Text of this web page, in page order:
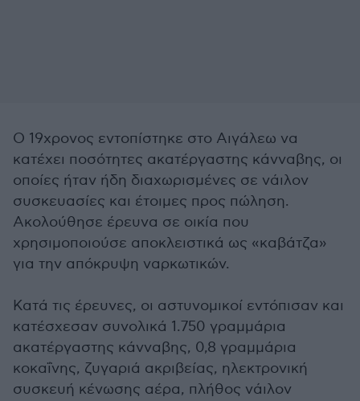
Ο 19χρονος εντοπίστηκε στο Αιγάλεω να
κατέχει ποσότητες ακατέργαστης κάνναβης, οι
οποίες ήταν ήδη διαχωρισμένες σε νάιλον
συσκευασίες και έτοιμες προς πώληση.
Ακολούθησε έρευνα σε οικία που
χρησιμοποιούσε αποκλειστικά ως «καβάτζα»
για την απόκρυψη ναρκωτικών.
Κατά τις έρευνες, οι αστυνομικοί εντόπισαν και
κατέσχεσαν συνολικά 1.750 γραμμάρια
ακατέργαστης κάνναβης, 0,8 γραμμάρια
κοκαΐνης, ζυγαριά ακριβείας, ηλεκτρονική
συσκευή κένωσης αέρα, πλήθος νάιλον